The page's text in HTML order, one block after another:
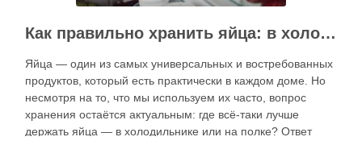
Как правильно хранить яйца: в холодильнике или на полке?
Яйца — один из самых универсальных и востребованных
продуктов, который есть практически в каждом доме. Но
несмотря на то, что мы используем их часто, вопрос
хранения остаётся актуальным: где всё-таки лучше
держать яйца — в холодильнике или на полке? Ответ